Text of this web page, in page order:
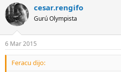
cesar.rengifo
Gurú Olympista
6 Mar 2015
Feracu dijo: